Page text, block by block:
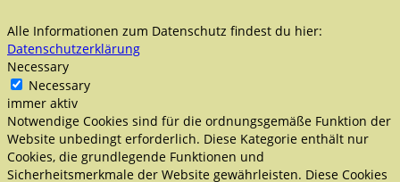
Alle Informationen zum Datenschutz findest du hier:
Datenschutzerklärung
Necessary
Necessary
immer aktiv
Notwendige Cookies sind für die ordnungsgemäße Funktion der
Website unbedingt erforderlich. Diese Kategorie enthält nur
Cookies, die grundlegende Funktionen und
Sicherheitsmerkmale der Website gewährleisten. Diese Cookies